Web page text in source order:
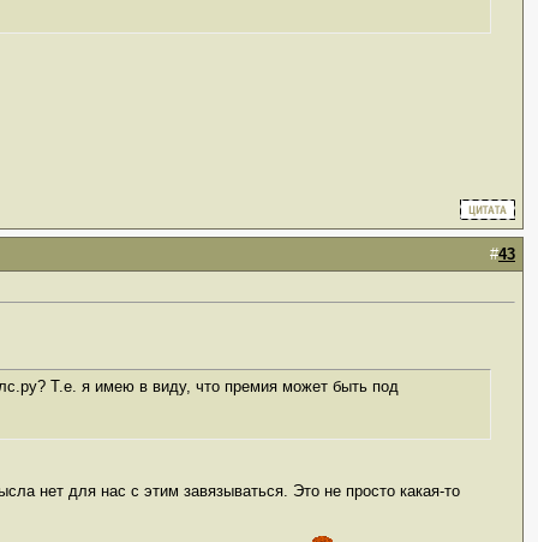
#43
Т.е. я имею в виду, что премия может быть под
нет для нас с этим завязываться. Это не просто какая-то